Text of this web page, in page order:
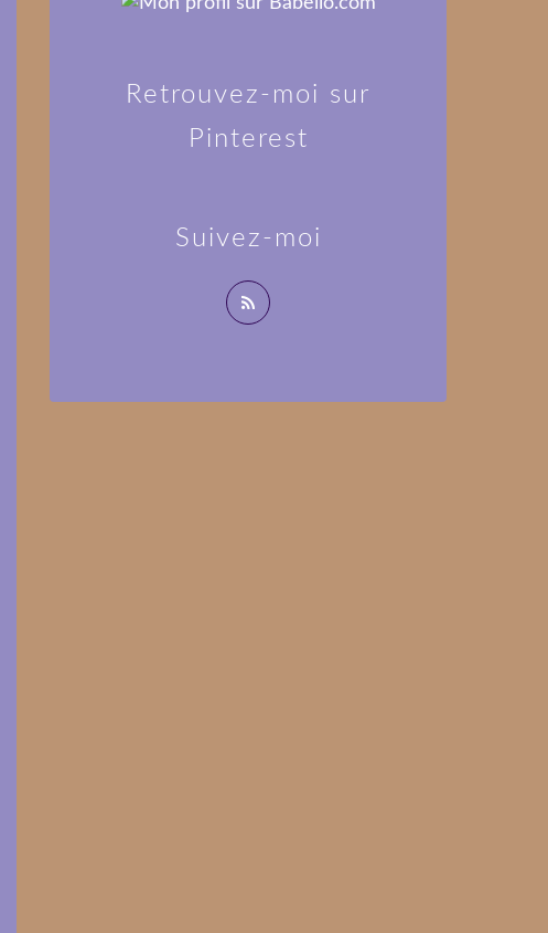
Suivez-moi
Retrouvez-moi sur
Pinterest